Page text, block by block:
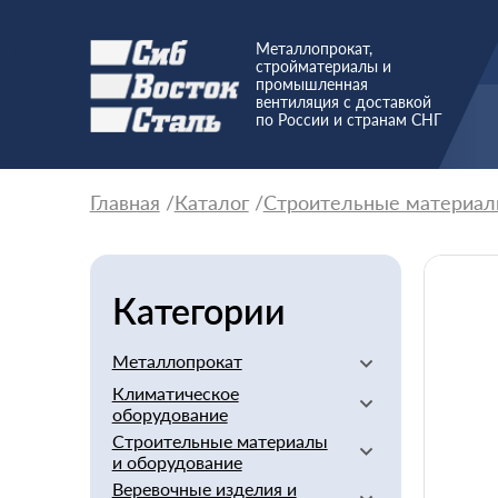
Металлопрокат,
стройматериалы и
промышленная
вентиляция с доставкой
по России и странам СНГ
Главная Каталог Строительные
Категории
Металлопрокат
Алюминиевый
Баббит
Бериллий
Бронзовый
Климатическое
оборудование
Вентиляторы
Вентиляционное
оборудование
Строительные материалы
и оборудование
Арматура стеклопластиковая
Веревочные изделия и